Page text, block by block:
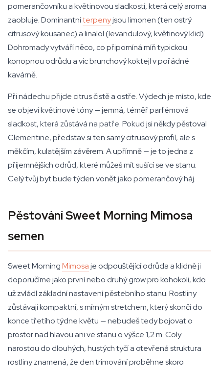
pomerančovníku a květinovou sladkostí, která celý aroma
zaobluje. Dominantníterpenyjsou limonen (ten ostrý
citrusový kousanec) a linalol (levandulový, květinový klid).
Dohromady vytváří něco, co připomíná míň typickou
konopnou odrůdu a víc brunchový koktejl v pořádné
kavárně.
Při nádechu přijde citrus čistě a ostře. Výdech je místo, kde
se objeví květinové tóny — jemná, téměř parfémová
sladkost, která zůstává na patře. Pokud jsi někdy pěstoval
Clementine, představ si ten samý citrusový profil, ale s
měkčím, kulatějším závěrem. A upřímně — je to jedna z
příjemnějších odrůd, které můžeš mít sušící se ve stanu.
Celý tvůj byt bude týden vonět jako pomerančový háj.
Pěstování Sweet Morning Mimosa
semen
Sweet MorningMimosaje odpouštějící odrůda a klidně ji
doporučíme jako první nebo druhý grow pro kohokoli, kdo
už zvládl základní nastavení pěstebního stanu. Rostliny
zůstávají kompaktní, s mírným stretchem, který skončí do
konce třetího týdne květu — nebudeš tedy bojovat o
prostor nad hlavou ani ve stanu o výšce 1,2 m. Coly
narostou do dlouhých, hustých tyčí a otevřená struktura
rostliny znamená, že den trimování proběhne skoro